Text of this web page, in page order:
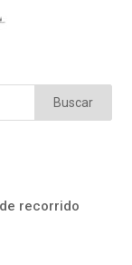
recorrido